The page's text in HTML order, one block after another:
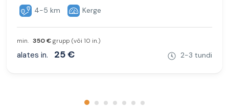
4-5 km Kerge
min. 350 €grupp (või 10 in.)
alates in. 25 € 2-3 tundi